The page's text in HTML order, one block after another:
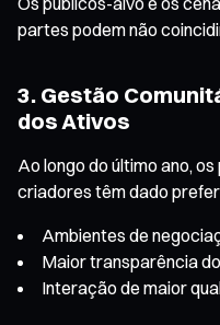
partes podem não
3. Gestão
dos Ativos
Ao longo do último ano,
criadores têm dado
Ambientes de
Maior transparência
Interação de maior